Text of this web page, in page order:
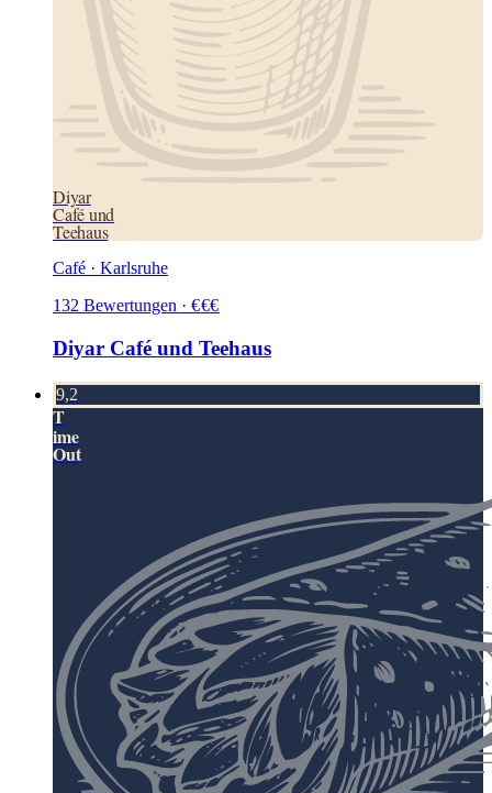
Diyar
Café und
Teehaus
Café · Karlsruhe
132 Bewertungen · €€€
Diyar Café und Teehaus
9,2
T
ime
Out